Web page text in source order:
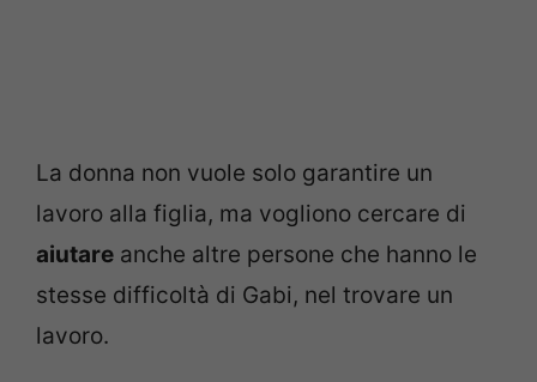
La donna non vuole solo garantire un
lavoro alla figlia, ma vogliono cercare di
aiutare anche altre persone che hanno le
stesse difficoltà di Gabi, nel trovare un
lavoro.